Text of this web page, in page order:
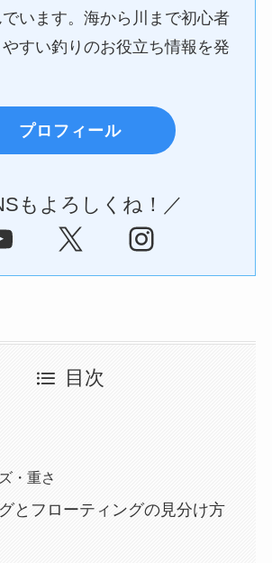
います。海から川まで初心者
すい釣りのお役立ち情報を発
プロフィール
もよろしくね！／
X Instagram
目次
・重さ
とフローティングの見分け方